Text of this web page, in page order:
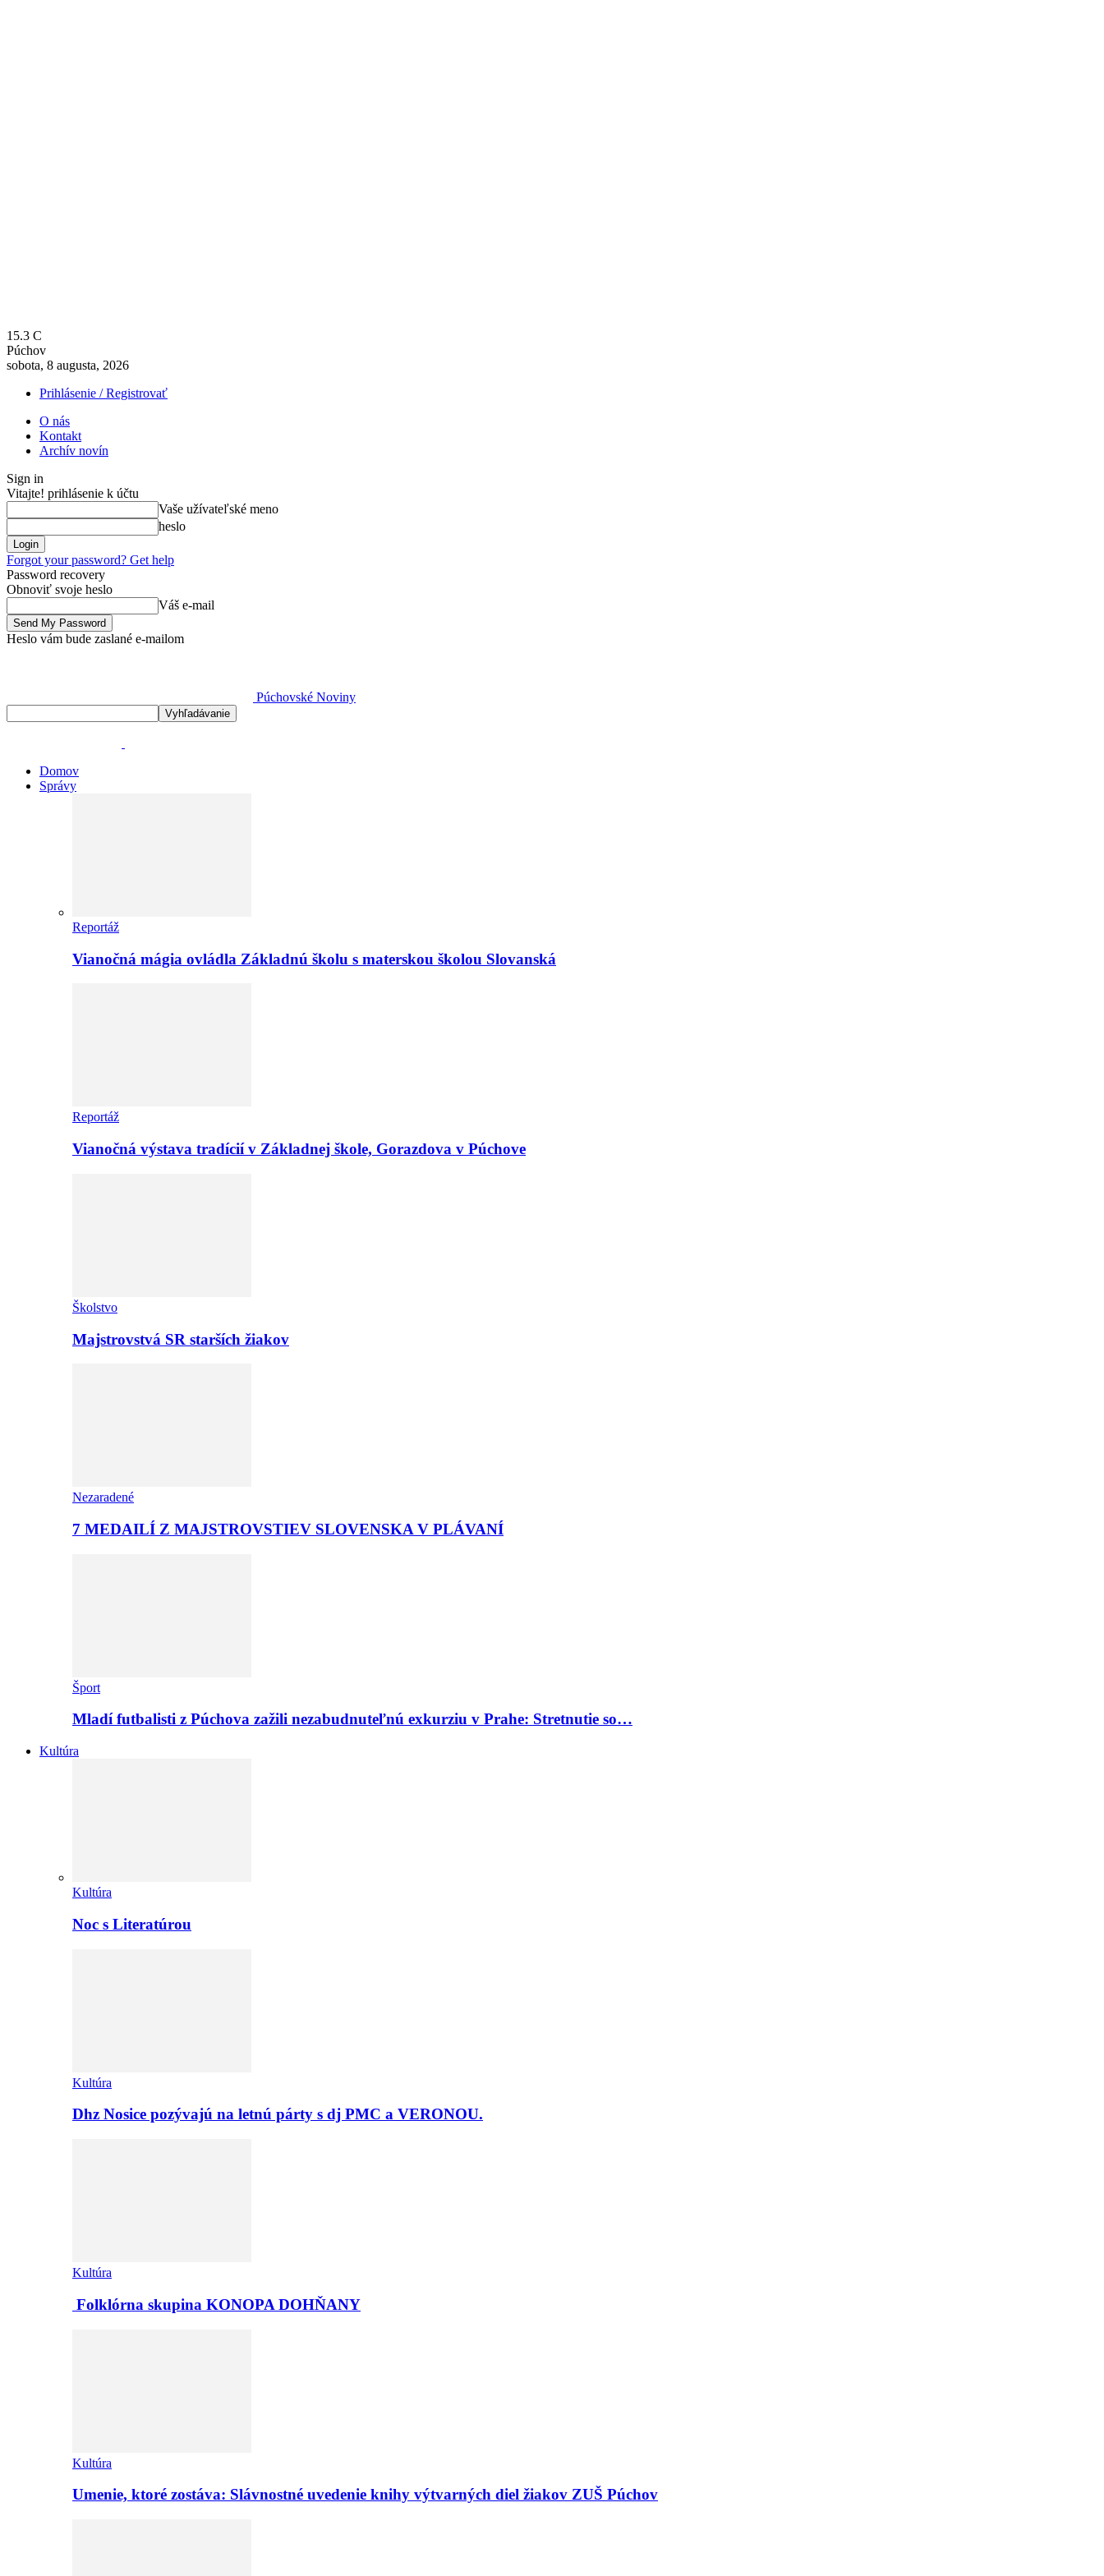
15.3 C
Púchov
sobota, 8 augusta, 2026
Prihlásenie / Registrovať
O nás
Kontakt
Archív novín
Sign in
Vitajte! prihlásenie k účtu
Vaše užívateľské meno
heslo
Forgot your password? Get help
Password recovery
Obnoviť svoje heslo
Váš e-mail
Heslo vám bude zaslané e-mailom
Púchovské Noviny
Domov
Správy
Reportáž
Vianočná mágia ovládla Základnú školu s materskou školou Slovanská
Reportáž
Vianočná výstava tradícií v Základnej škole, Gorazdova v Púchove
Školstvo
Majstrovstvá SR starších žiakov
Nezaradené
7 MEDAILÍ Z MAJSTROVSTIEV SLOVENSKA V PLÁVANÍ
Šport
Mladí futbalisti z Púchova zažili nezabudnuteľnú exkurziu v Prahe: Stretnutie so…
Kultúra
Kultúra
Noc s Literatúrou
Kultúra
Dhz Nosice pozývajú na letnú párty s dj PMC a VERONOU.
Kultúra
Folklórna skupina KONOPA DOHŇANY
Kultúra
Umenie, ktoré zostáva: Slávnostné uvedenie knihy výtvarných diel žiakov ZUŠ Púchov